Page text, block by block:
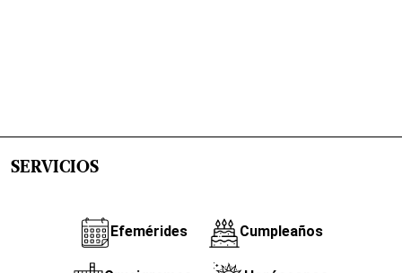
SERVICIOS
Efemérides Cumpleaños